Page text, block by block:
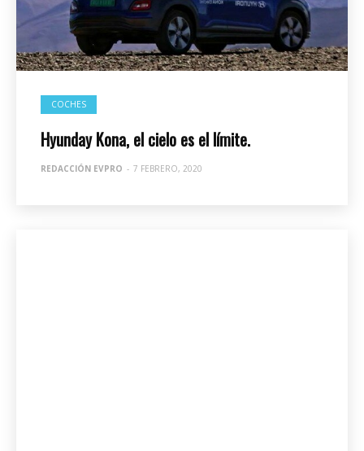
COCHES
Hyunday Kona, el cielo es el límite.
REDACCIÓN EVPRO - 7 FEBRERO, 2020